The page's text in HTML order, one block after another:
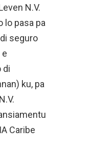
N.V.
lo pasa pa
seguro
di
ku, pa
Caribe